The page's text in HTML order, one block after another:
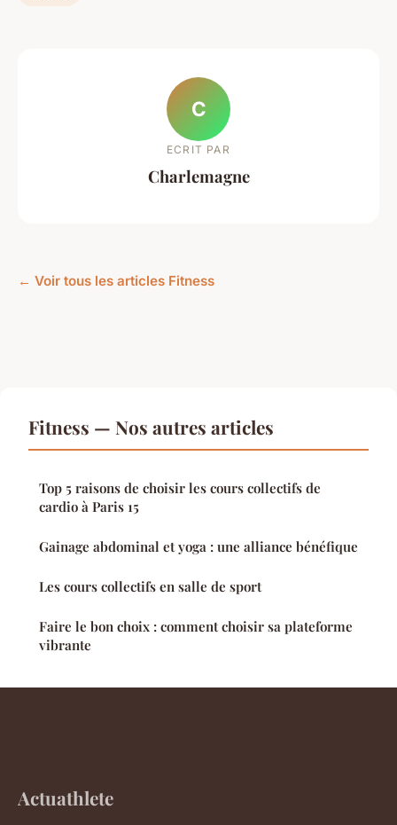
C
ECRIT PAR
Charlemagne
← Voir tous les articles Fitness
Fitness — Nos autres articles
Top 5 raisons de choisir les cours collectifs de
cardio à Paris 15
Gainage abdominal et yoga : une alliance bénéfique
Les cours collectifs en salle de sport
Faire le bon choix : comment choisir sa plateforme
vibrante
Actuathlete